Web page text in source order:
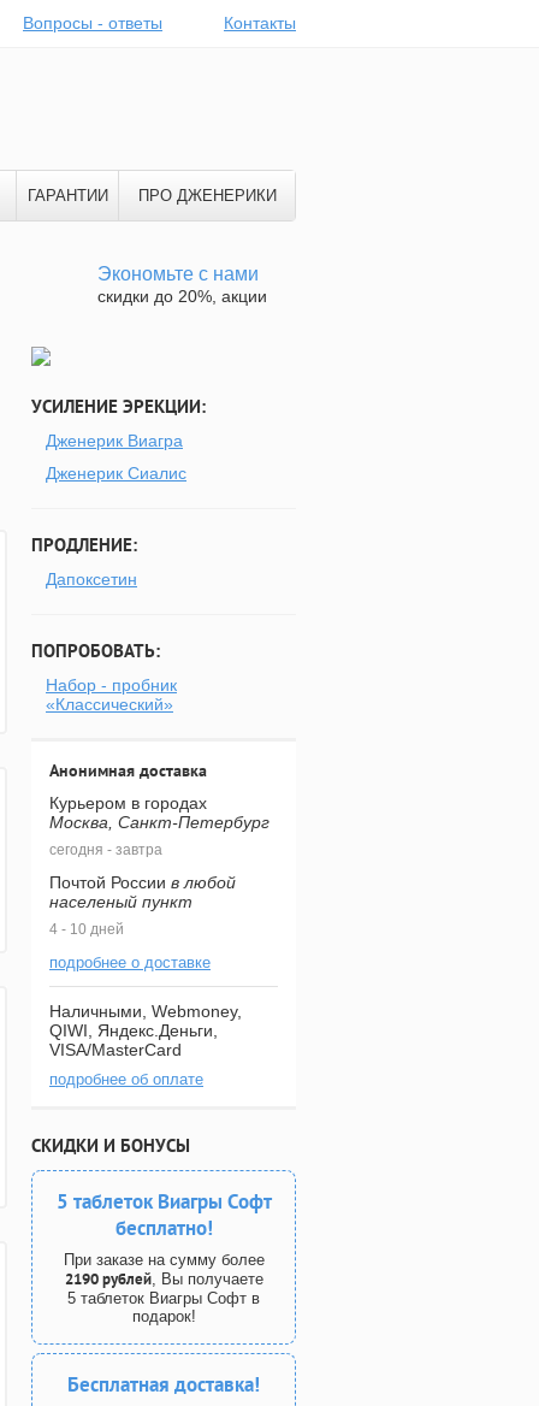
Вопросы - ответы Контакты
ГАРАНТИИ ПРО ДЖЕНЕРИКИ
Экономьте с нами
скидки до 20%, акции
УСИЛЕНИЕ ЭРЕКЦИИ:
Дженерик Виагра
Дженерик Сиалис
ПРОДЛЕНИЕ:
Дапоксетин
ПОПРОБОВАТЬ:
Набор - пробник
«Классический»
Анонимная доставка
Курьером в городах
Москва, Санкт-Петербург
сегодня - завтра
Почтой России в любой
населеный пункт
4 - 10 дней
подробнее о доставке
Наличными, Webmoney,
QIWI, Яндекс.Деньги,
VISA/MasterCard
подробнее об оплате
СКИДКИ И БОНУСЫ
5 таблеток Виагры Софт
бесплатно!
При заказе на сумму более
2190 рублей, Вы получаете
5 таблеток Виагры Софт в
подарок!
Бесплатная доставка!